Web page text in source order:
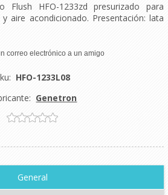
Flush HFO-1233zd presurizado para
aire acondicionado. Presentación: lata
correo electrónico a un amigo
HFO-1233L08
Genetron
General